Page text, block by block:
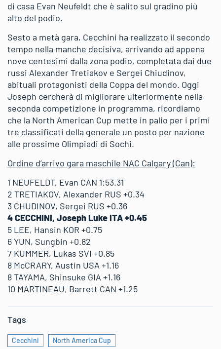
di casa Evan Neufeldt che è salito sul gradino più
alto del podio.
Sesto a metà gara, Cecchini ha realizzato il secondo
tempo nella manche decisiva, arrivando ad appena
nove centesimi dalla zona podio, completata dai due
russi Alexander Tretiakov e Sergei Chiudinov,
abituali protagonisti della Coppa del mondo. Oggi
Joseph cercherà di migliorare ulteriormente nella
seconda competizione in programma, ricordiamo
che la North American Cup mette in palio per i primi
tre classificati della generale un posto per nazione
alle prossime Olimpiadi di Sochi.
Ordine d’arrivo gara maschile NAC Calgary (Can):
1 NEUFELDT, Evan CAN 1:53.31
2 TRETIAKOV, Alexander RUS +0.34
3 CHUDINOV, Sergei RUS +0.36
4 CECCHINI, Joseph Luke ITA +0.45
5 LEE, Hansin KOR +0.75
6 YUN, Sungbin +0.82
7 KUMMER, Lukas SVI +0.85
8 McCRARY, Austin USA +1.16
8 TAYAMA, Shinsuke GIA +1.16
10 MARTINEAU, Barrett CAN +1.25
Tags
Cecchini North America Cup